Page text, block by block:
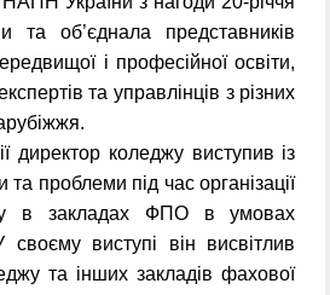
та об’єднала представників
і професійної освіти,
та управлінців з різних
директор коледжу виступив із
проблеми під час організації
в закладах ФПО в умовах
виступі він висвітлив
та інших закладів фахової